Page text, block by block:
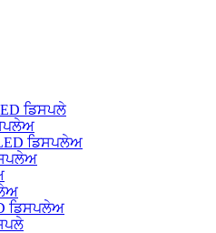
ਡਿਸਪਲੇ
ਡਿਸਪਲੇਅ
ਡਿਸਪਲੇਅ